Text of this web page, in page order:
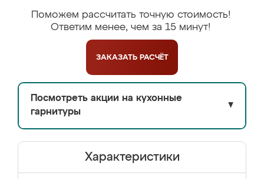
Поможем рассчитать точную стоимость!
Ответим менее, чем за 15 минут!
ЗАКАЗАТЬ РАСЧЁТ
Посмотреть акции на кухонные
гарнитуры
▼
Характеристики